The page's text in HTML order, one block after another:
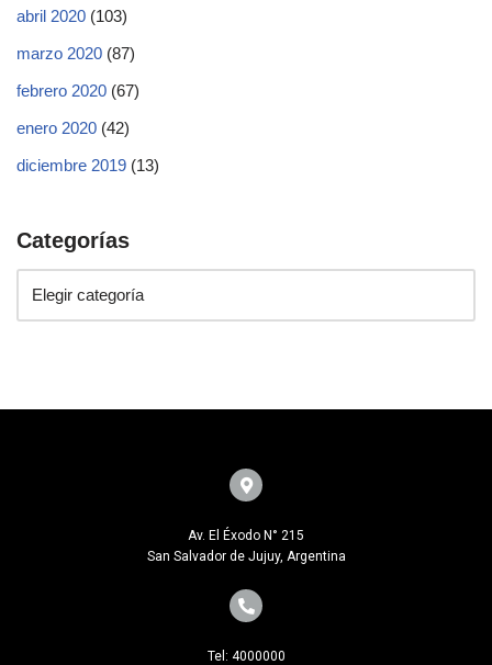
abril 2020 (103)
marzo 2020 (87)
febrero 2020 (67)
enero 2020 (42)
diciembre 2019 (13)
Categorías
Av. El Éxodo N° 215
San Salvador de Jujuy, Argentina
Tel: 4000000